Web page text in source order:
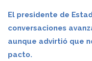
El presidente de
conversaciones
aunque advirtió que
pacto.